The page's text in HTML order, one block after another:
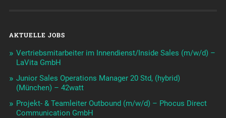
AKTUELLE JOBS
Vertriebsmitarbeiter im Innendienst/Inside Sales (m/w/d) –
LaVita GmbH
Junior Sales Operations Manager 20 Std, (hybrid)
(München) – 42watt
Projekt- & Teamleiter Outbound (m/w/d) – Phocus Direct
Communication GmbH